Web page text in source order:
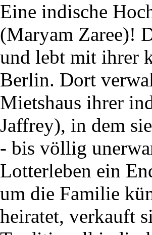
Eine indische
(Maryam Zaree)!
und lebt mit ihrer
Berlin. Dort
Mietshaus ihrer
Jaffrey), in dem
- bis völlig
Lotterleben ein
um die Familie
heiratet, verkauft